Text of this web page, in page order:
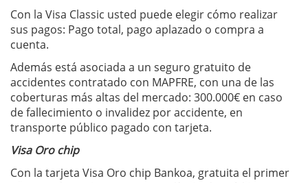
Con la Visa Classic usted puede elegir cómo realizar
sus pagos: Pago total, pago aplazado o compra a
cuenta.
Además está asociada a un seguro gratuito de
accidentes contratado con MAPFRE, con una de las
coberturas más altas del mercado: 300.000€ en caso
de fallecimiento o invalidez por accidente, en
transporte público pagado con tarjeta.
Visa Oro chip
Con la tarjeta Visa Oro chip Bankoa, gratuita el primer